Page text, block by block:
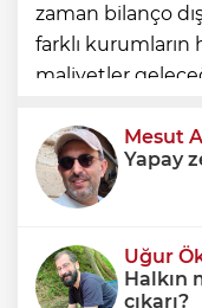
zaman bilanço
farklı kurumların
maliyetler
yalnızca bütçe
Mesut
Yapay
Uğur
Halkın
çıkarı?